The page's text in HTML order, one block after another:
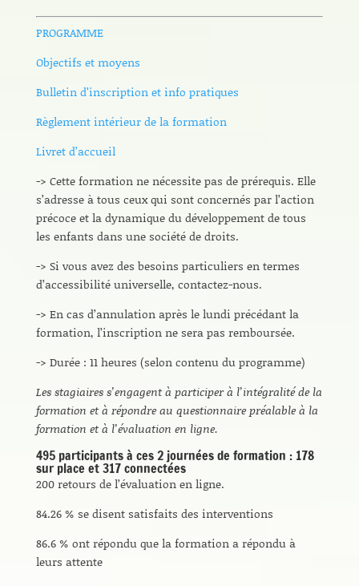
PROGRAMME
Objectifs et moyens
Bulletin d’inscription et info pratiques
Règlement intérieur de la formation
Livret d’accueil
-> Cette formation ne nécessite pas de prérequis. Elle
s’adresse à tous ceux qui sont concernés par l’action
précoce et la dynamique du développement de tous
les enfants dans une société de droits.
-> Si vous avez des besoins particuliers en termes
d’accessibilité universelle, contactez-nous.
-> En cas d’annulation après le lundi précédant la
formation, l’inscription ne sera pas remboursée.
-> Durée : 11 heures (selon contenu du programme)
Les stagiaires s’engagent à participer à l’intégralité de la
formation et à répondre au questionnaire préalable à la
formation et à l’évaluation en ligne.
495 participants à ces 2 journées de formation : 178
sur place et 317 connectées
200 retours de l’évaluation en ligne.
84.26 % se disent satisfaits des interventions
86.6 % ont répondu que la formation a répondu à
leurs attente